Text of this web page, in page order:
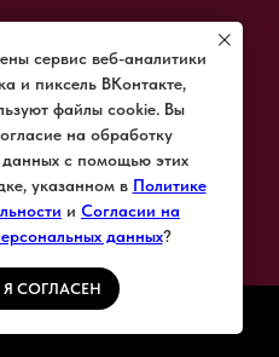
сервис веб-аналитики
и пиксель ВКонтакте,
файлы cookie. Вы
на обработку
данных с помощью этих
указанном в Политике
и Согласии на
данных?
Я СОГЛАСЕН
Николай Чеботарев
данных